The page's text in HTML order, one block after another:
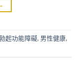
起功能障礙, 男性健康,